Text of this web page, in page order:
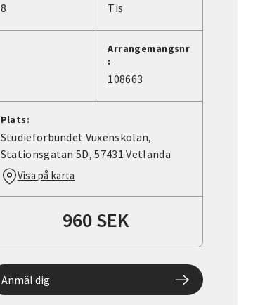
8 Tis
Arrangemangsnr
:
108663
Plats:
Studieförbundet Vuxenskolan,
Stationsgatan 5D, 57431 Vetlanda
Visa på karta
960 SEK
Anmäl dig